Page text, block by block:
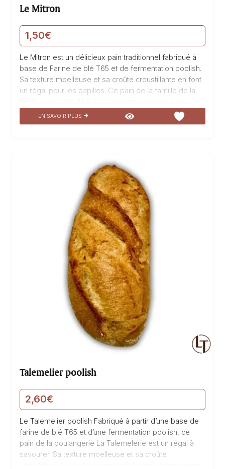
Le Mitron
1,50€
Le Mitron est un délicieux pain traditionnel fabriqué à
base de Farine de blé T65 et de fermentation poolish.
Sa texture moelleuse et sa croûte croustillante en font
un régal pour les papilles. Ce pain de la famille de la
plats, qu’ils soient sucrés ou salés. Sa fabrication
artisanale garantit une qualité exceptionnelle et une
Mitron est un délice pour les amateurs de pains
traditionnels. Son goût unique et…
EN SAVOIR PLUS
Talemelier poolish
2,60€
Le Talemelier poolish Fabriqué à partir d’une base de
farine de blé T65 et d’une fermentation poolish, ce
pain de la boulangerie La Talemelerie est un régal à
savourer. Sa texture moelleuse et sa croûte